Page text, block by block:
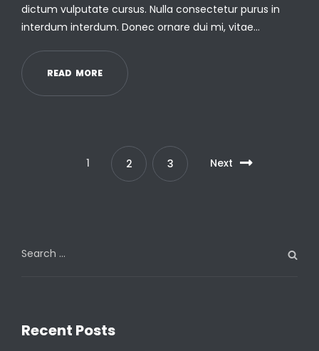
dictum vulputate cursus. Nulla consectetur purus in
interdum interdum. Donec ornare dui mi, vitae…
READ MORE
1 2 3 Next
for:
Recent Posts